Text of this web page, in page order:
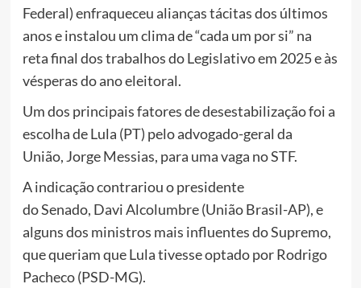
Federal) enfraqueceu alianças tácitas dos últimos
anos e instalou um clima de “cada um por si” na
reta final dos trabalhos do Legislativo em 2025 e às
vésperas do ano eleitoral.
Um dos principais fatores de desestabilização foi a
escolha de Lula (PT) pelo advogado-geral da
União, Jorge Messias, para uma vaga no STF.
A indicação contrariou o presidente
do Senado, Davi Alcolumbre (União Brasil-AP), e
alguns dos ministros mais influentes do Supremo,
que queriam que Lula tivesse optado por Rodrigo
Pacheco (PSD-MG).